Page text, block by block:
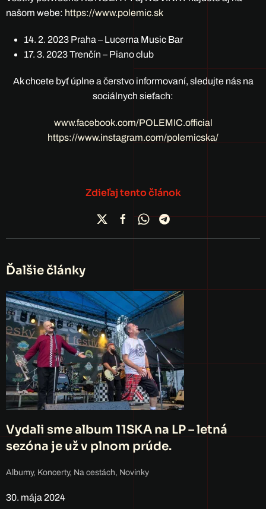
našom webe: https://www.polemic.sk
14. 2. 2023 Praha – Lucerna Music Bar
17. 3. 2023 Trenčín – Piano club
Ak chcete byť úplne a čerstvo informovaní, sledujte nás na
sociálnych sieťach:
www.facebook.com/POLEMIC.official
https://www.instagram.com/polemicska/
Zdieľaj tento článok
Ďalšie články
Vydali sme album 11SKA na LP – letná
sezóna je už v plnom prúde.
Albumy, Koncerty, Na cestách, Novinky
30. mája 2024